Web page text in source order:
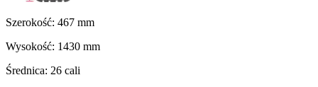
Szerokość: 467 mm
Wysokość: 1430 mm
Średnica: 26 cali